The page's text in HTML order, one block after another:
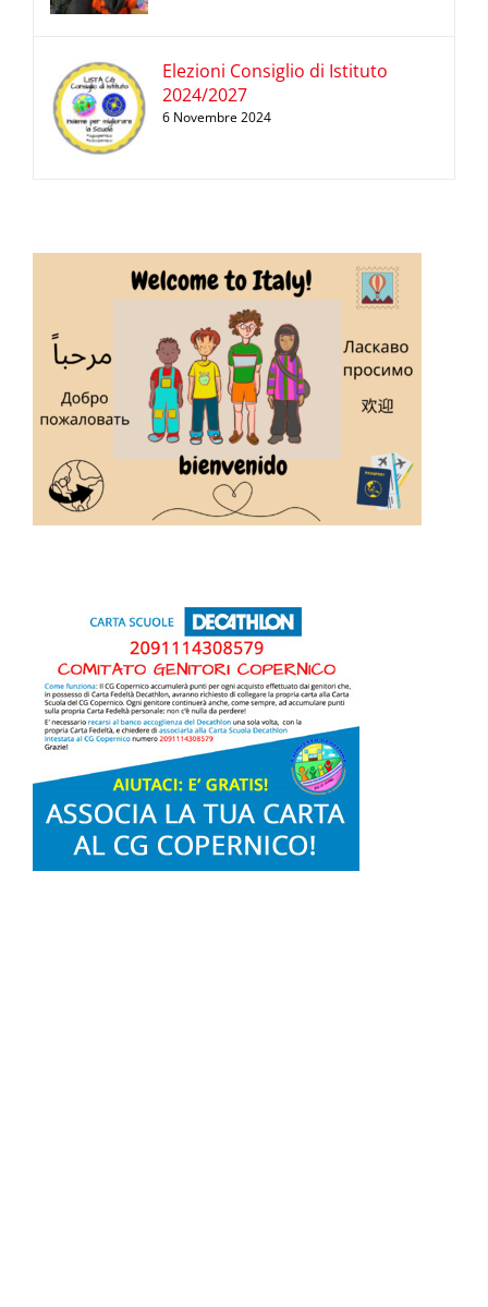
Elezioni Consiglio di Istituto
2024/2027
6 Novembre 2024